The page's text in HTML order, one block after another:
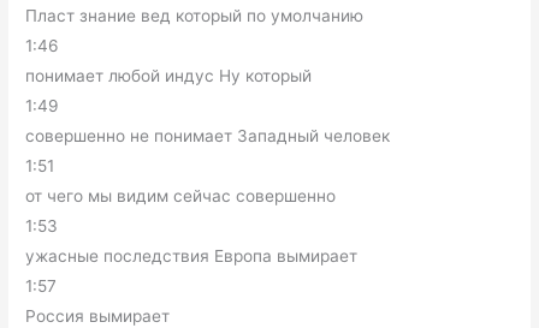
Пласт знание вед который по умолчанию
1:46
понимает любой индус Ну который
1:49
совершенно не понимает Западный человек
1:51
от чего мы видим сейчас совершенно
1:53
ужасные последствия Европа вымирает
1:57
Россия вымирает